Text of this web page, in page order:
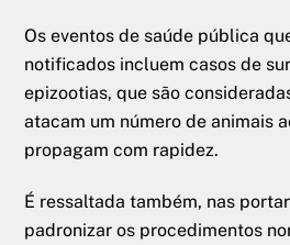
Os eventos de saúde pública
notificados incluem casos de
epizootias, que são
atacam um número de animais
propagam com rapidez.
É ressaltada também, nas
padronizar os procedimentos